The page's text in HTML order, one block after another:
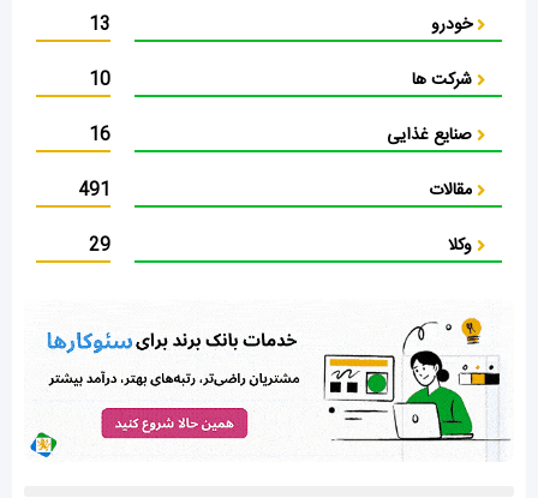
خودرو
شرکت ها
صنایع غذایی
مقالات
وکلا
13
10
16
491
29